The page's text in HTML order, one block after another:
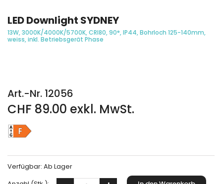
LED Downlight SYDNEY
13W, 3000K/4000K/5700K, CRI80, 90°, IP44, Bohrloch 125-140mm,
weiss, inkl. Betriebsgerät Phase
Art.-Nr. 12056
CHF 89.00 exkl. MwSt.
Verfügbar: Ab Lager